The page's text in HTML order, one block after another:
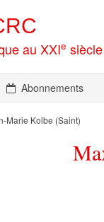
au XXIe siècle
Abonnements
Marie Kolbe (Saint)